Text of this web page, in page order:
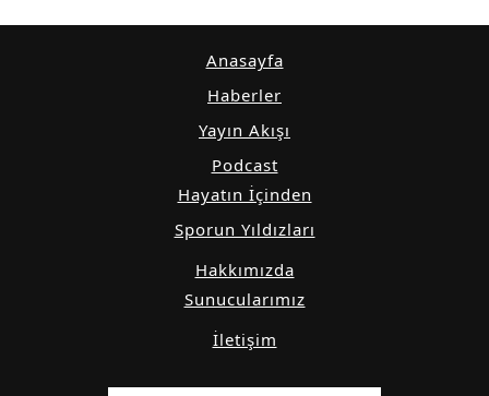
Anasayfa
Haberler
Yayın Akışı
Podcast
Hayatın İçinden
Sporun Yıldızları
Hakkımızda
Sunucularımız
İletişim